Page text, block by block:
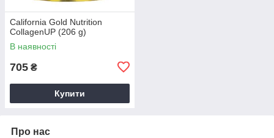
California Gold Nutrition
CollagenUP (206 g)
В наявності
705 ₴
Купити
Про нас